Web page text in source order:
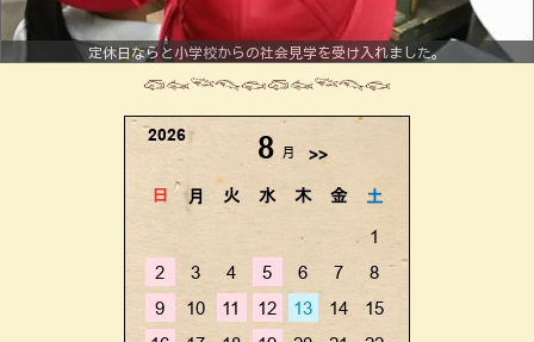
定休日ならと小学校からの社会見学を受け入れました。
𓆛𓆜𓆝𓆞𓆟𓆛𓆜𓆝𓆞𓆟